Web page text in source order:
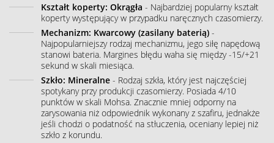
Kształt koperty: Okrągła - Najbardziej popularny kształt
koperty występujący w przypadku naręcznych czasomierzy.
Mechanizm: Kwarcowy (zasilany baterią) -
Najpopularniejszy rodzaj mechanizmu, jego siłę napędową
stanowi bateria. Margines błędu waha się między -15/+21
sekund w skali miesiąca.
Szkło: Mineralne - Rodzaj szkła, który jest najczęściej
spotykany przy produkcji czasomierzy. Posiada 4/10
punktów w skali Mohsa. Znacznie mniej odporny na
zarysowania niż odpowiednik wykonany z szafiru, jednakże
jeśli chodzi o podatność na stłuczenia, oceniany lepiej niż
szkło z korundu.